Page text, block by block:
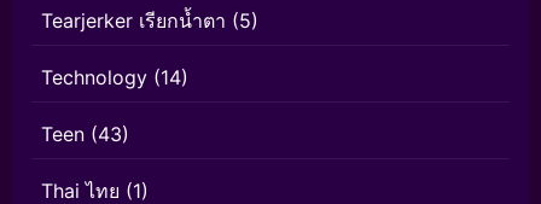
Tearjerker เรียกน้ำตา (5)
Technology (14)
Teen (43)
Thai ไทย (1)